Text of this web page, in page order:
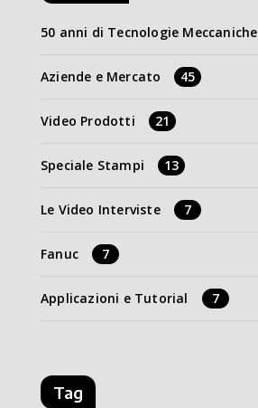
50 anni di Tecnologie Meccaniche
Aziende e Mercato 45
Video Prodotti 21
Speciale Stampi 13
Le Video Interviste 7
Fanuc 7
Applicazioni e Tutorial 7
Tag